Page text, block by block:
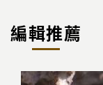
編輯推薦